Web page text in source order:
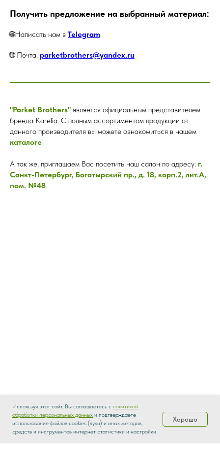
Каталог Распродажа Доставка
Получить предложение на выбранный материал:
🌐Написать нам в Telegram
🌐 Почта: parketbrothers@yandex.ru
"Parket Brothers" является официальным представителем
бренда Karelia. С полным ассортиментом продукции от
данного производителя вы можете ознакомиться в нашем
каталоге
А так же, приглашаем Вас посетить наш салон по адресу: г.
Санкт-Петербург, Богатырский пр., д. 18, корп.2, лит.А,
пом. №48.
Используя этот сайт, Вы соглашаетесь с политикой
обработки персональных данных и подтверждаете
использование файлов cookies (куки) и иных методов,
средств и инструментов интернет статистики и настройки.
Хорошо